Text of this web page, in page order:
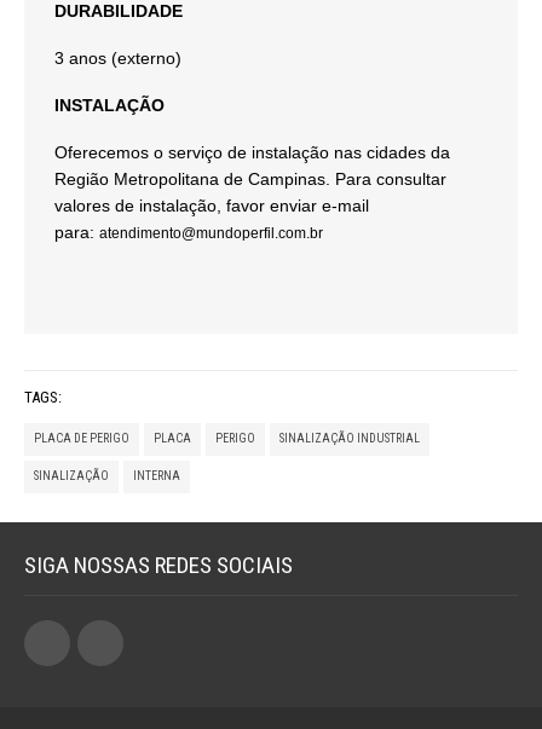
DURABILIDADE
3 anos (externo)
INSTALAÇÃO
Oferecemos o serviço de instalação nas cidades da
Região Metropolitana de Campinas. Para consultar
valores de instalação, favor enviar e-mail
para: atendimento@mundoperfil.com.br
TAGS:
PLACA DE PERIGO PLACA PERIGO SINALIZAÇÃO INDUSTRIAL
SINALIZAÇÃO INTERNA
SIGA NOSSAS REDES SOCIAIS